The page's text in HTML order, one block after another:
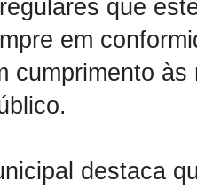
que
em
cumprimento às
destaca